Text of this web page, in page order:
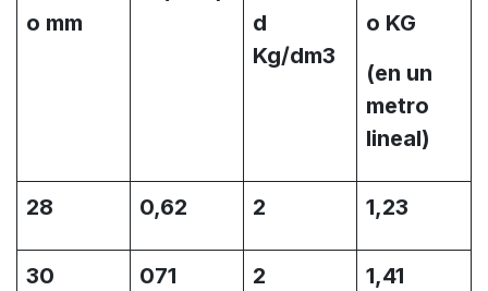
o mm
d
Kg/dm3
o KG
(en un
metro
lineal)
28 0,62 2 1,23
30 071 2 1,41